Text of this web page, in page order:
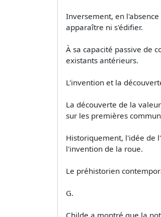
Inversement, en
apparaître ni s'édifier.
À sa capacité passive de
existants antérieurs.
L'invention et la
La découverte de la
sur les premières
Historiquement, l'idée de
l'invention de la roue.
Le préhistorien
G.